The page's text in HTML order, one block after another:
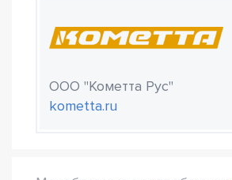
ООО "Кометта Рус"
kometta.ru